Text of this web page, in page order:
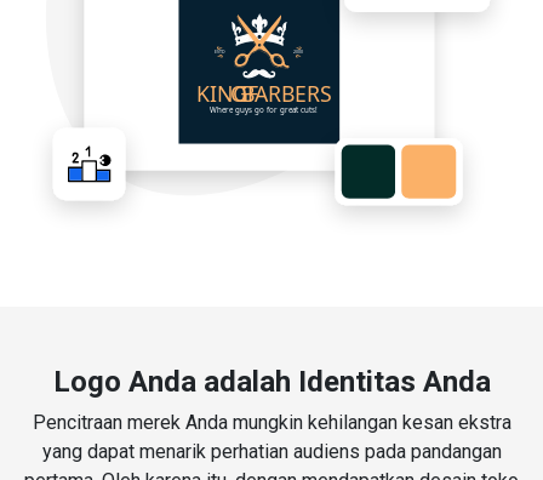
Logo Anda adalah Identitas Anda
Pencitraan merek Anda mungkin kehilangan kesan ekstra
yang dapat menarik perhatian audiens pada pandangan